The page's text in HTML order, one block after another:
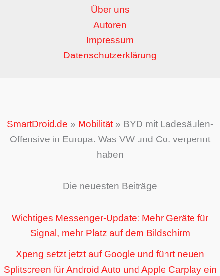
Über uns
Autoren
Impressum
Datenschutzerklärung
SmartDroid.de » Mobilität » BYD mit Ladesäulen-
Offensive in Europa: Was VW und Co. verpennt
haben
Die neuesten Beiträge
Wichtiges Messenger-Update: Mehr Geräte für
Signal, mehr Platz auf dem Bildschirm
Xpeng setzt jetzt auf Google und führt neuen
Splitscreen für Android Auto und Apple Carplay ein